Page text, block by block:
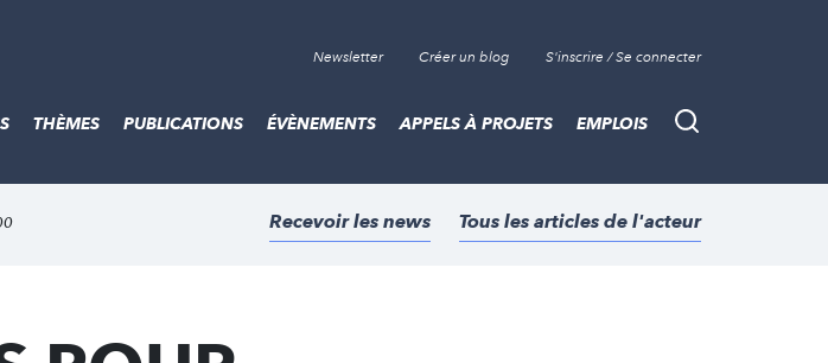
Newsletter Créer un blog S'inscrire / Se connecter
Recherche
THÈMES PUBLICATIONS ÉVÈNEMENTS APPELS À PROJETS EMPLOIS
Recevoir les news Tous les articles de l'acteur